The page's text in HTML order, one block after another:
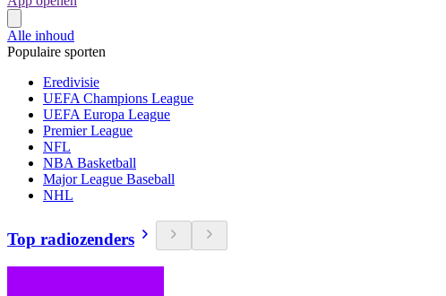
Alle inhoud
Populaire sporten
Eredivisie
UEFA Champions League
UEFA Europa League
Premier League
NFL
NBA Basketball
Major League Baseball
NHL
Top radiozenders